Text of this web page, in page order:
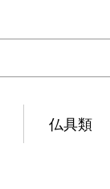
仏具類